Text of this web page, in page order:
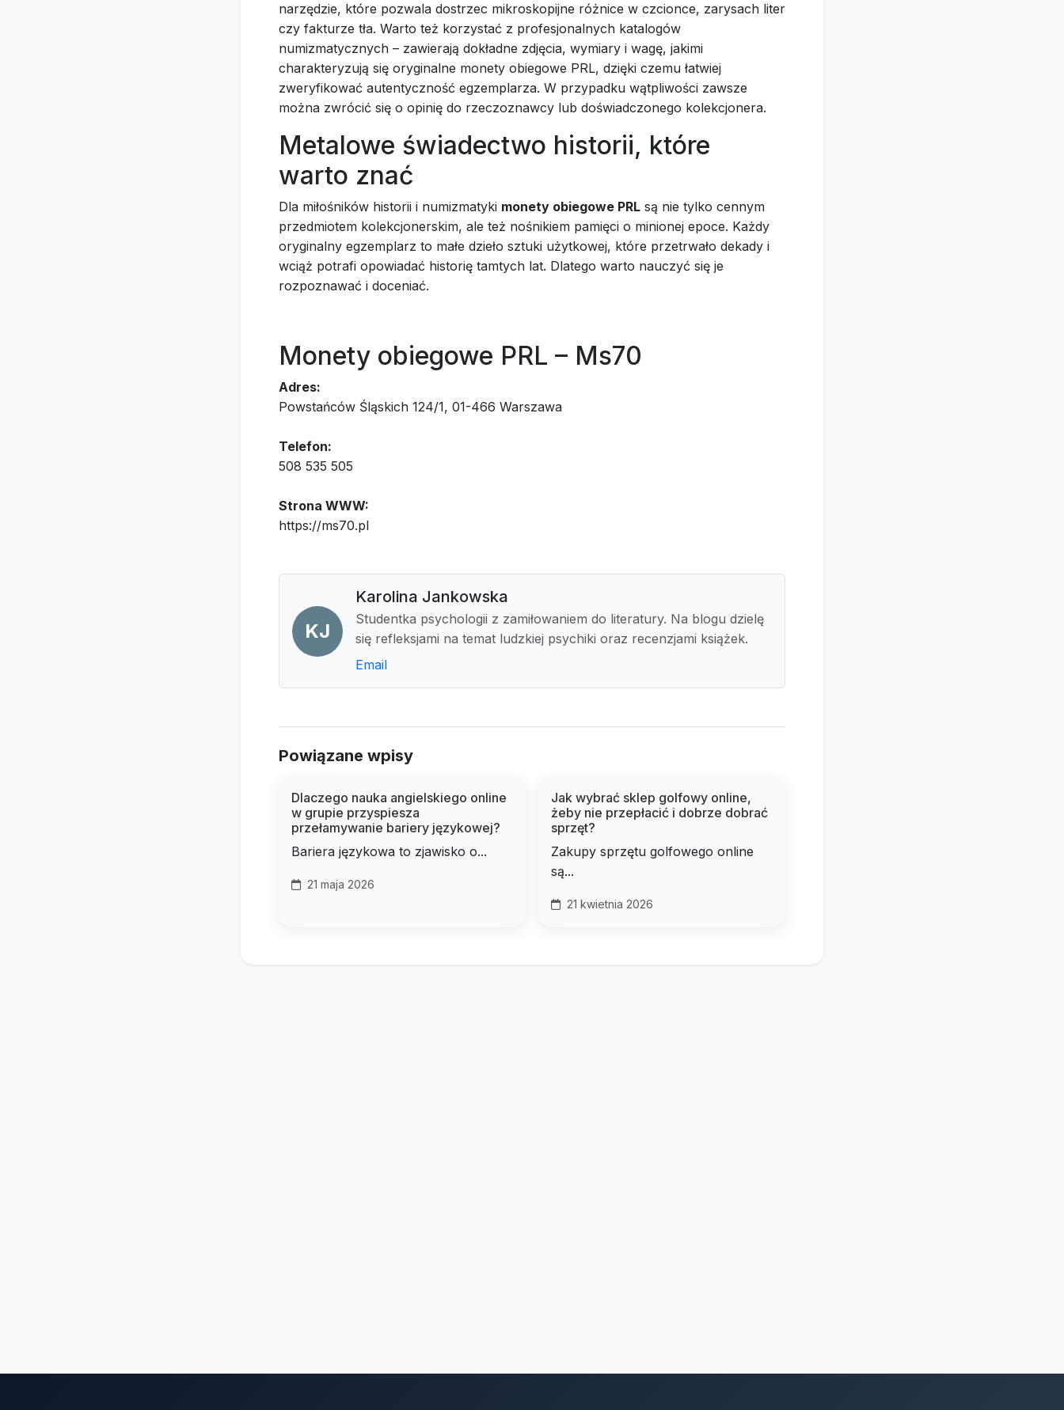
narzędzie, które pozwala dostrzec mikroskopijne różnice w czcionce, zarysach liter
czy fakturze tła. Warto też korzystać z profesjonalnych katalogów
numizmatycznych – zawierają dokładne zdjęcia, wymiary i wagę, jakimi
charakteryzują się oryginalne monety obiegowe PRL, dzięki czemu łatwiej
zweryfikować autentyczność egzemplarza. W przypadku wątpliwości zawsze
można zwrócić się o opinię do rzeczoznawcy lub doświadczonego kolekcjonera.
Metalowe świadectwo historii, które
warto znać
Dla miłośników historii i numizmatyki monety obiegowe PRL są nie tylko cennym
przedmiotem kolekcjonerskim, ale też nośnikiem pamięci o minionej epoce. Każdy
oryginalny egzemplarz to małe dzieło sztuki użytkowej, które przetrwało dekady i
wciąż potrafi opowiadać historię tamtych lat. Dlatego warto nauczyć się je
rozpoznawać i doceniać.
Monety obiegowe PRL – Ms70
Adres:
Powstańców Śląskich 124/1, 01-466 Warszawa
Telefon:
508 535 505
Strona WWW:
https://ms70.pl
KJ
Karolina Jankowska
Studentka psychologii z zamiłowaniem do literatury. Na blogu dzielę
się refleksjami na temat ludzkiej psychiki oraz recenzjami książek.
Email
Powiązane wpisy
Dlaczego nauka angielskiego online
w grupie przyspiesza
przełamywanie bariery językowej?
Bariera językowa to zjawisko o...
21 maja 2026
Jak wybrać sklep golfowy online,
żeby nie przepłacić i dobrze dobrać
sprzęt?
Zakupy sprzętu golfowego online
są...
21 kwietnia 2026